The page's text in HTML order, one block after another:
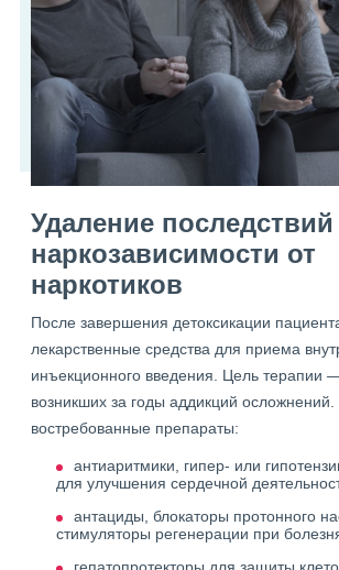
Удаление последствий
наркозависимости от
наркотиков
После завершения детоксикации
лекарственные средства для приема
инъекционного введения. Цель терапии
возникших за годы аддикций
востребованные препараты:
антиаритмики, гипер- или
для улучшения сердечной
антациды, блокаторы протонного
стимуляторы регенерации при